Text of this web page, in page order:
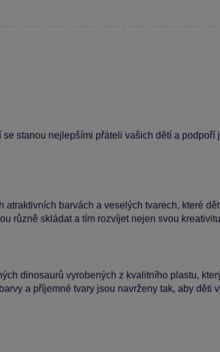
stanou nejlepšími přáteli vašich dětí a podpoří
atraktivních barvách a veselých tvarech, které
různě skládat a tím rozvíjet nejen svou
dinosaurů vyrobených z kvalitního plastu,
a příjemné tvary jsou navrženy tak, aby děti